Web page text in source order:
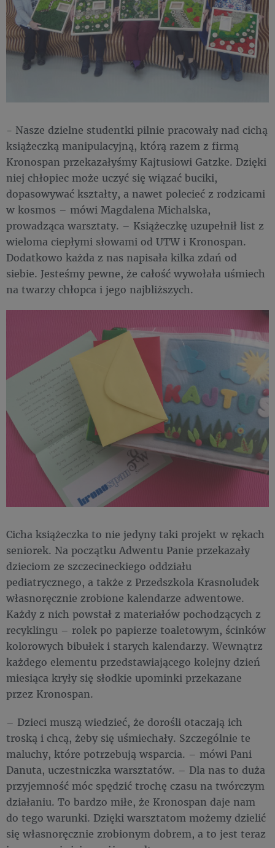
- Nasze dzielne studentki pilnie pracowały nad cichą
książeczką manipulacyjną, którą razem z firmą
Kronospan przekazałyśmy Kajtusiowi Gatzke. Dzięki
niej chłopiec może uczyć się wiązać buciki,
dopasowywać kształty, a nawet polecieć z rodzicami
w kosmos – mówi Magdalena Michalska,
prowadząca warsztaty. – Książeczkę uzupełnił list z
wieloma ciepłymi słowami od UTW i Kronospan.
Dodatkowo każda z nas napisała kilka zdań od
siebie. Jesteśmy pewne, że całość wywołała uśmiech
na twarzy chłopca i jego najbliższych.
Cicha książeczka to nie jedyny taki projekt w rękach
seniorek. Na początku Adwentu Panie przekazały
dzieciom ze szczecineckiego oddziału
pediatrycznego, a także z Przedszkola Krasnoludek
własnoręcznie zrobione kalendarze adwentowe.
Każdy z nich powstał z materiałów pochodzących z
recyklingu – rolek po papierze toaletowym, ścinków
kolorowych bibułek i starych kalendarzy. Wewnątrz
każdego elementu przedstawiającego kolejny dzień
miesiąca kryły się słodkie upominki przekazane
przez Kronospan.
– Dzieci muszą wiedzieć, że dorośli otaczają ich
troską i chcą, żeby się uśmiechały. Szczególnie te
maluchy, które potrzebują wsparcia. – mówi Pani
Danuta, uczestniczka warsztatów. – Dla nas to duża
przyjemność móc spędzić trochę czasu na twórczym
działaniu. To bardzo miłe, że Kronospan daje nam
do tego warunki. Dzięki warsztatom możemy dzielić
się własnoręcznie zrobionym dobrem, a to jest teraz